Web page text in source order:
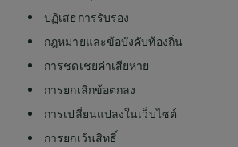
ปฏิเสธการรับรอง
กฎหมายและข้อบังคับท้องถิ่น
การชดเชยค่าเสียหาย
การยกเลิกข้อตกลง
การเปลี่ยนแปลงในเว็บไซต์
การยกเว้นสิทธิ์